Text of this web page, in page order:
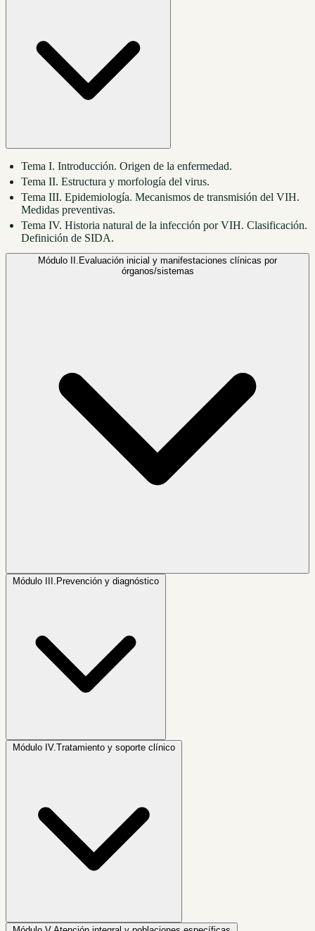
Tema I. Introducción. Origen de la enfermedad.
Tema II. Estructura y morfología del virus.
Tema III. Epidemiología. Mecanismos de transmisión del VIH.
Medidas preventivas.
Tema IV. Historia natural de la infección por VIH. Clasificación.
Definición de SIDA.
Módulo II. Evaluación inicial y manifestaciones clínicas por
Módulo III.
Módulo IV.